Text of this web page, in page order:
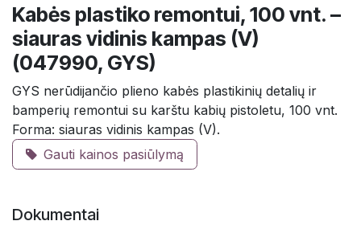
Kabės plastiko remontui, 100 vnt. –
siauras vidinis kampas (V)
(047990, GYS)
GYS nerūdijančio plieno kabės plastikinių detalių ir
bamperių remontui su karštu kabių pistoletu, 100 vnt.
Forma: siauras vidinis kampas (V).
Gauti kainos pasiūlymą
Dokumentai